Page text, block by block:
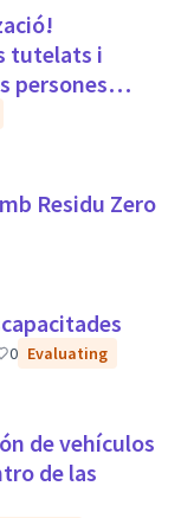
tutelats i
persones
Residu Zero
0 Evaluating
de vehículos
de las